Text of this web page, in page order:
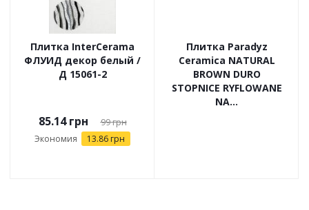
Плитка InterCerama
ФЛУИД декор белый /
Д 15061-2
85.14грн 99грн
Экономия 13.86 грн
Плитка Paradyz
Ceramica NATURAL
BROWN DURO
STOPNICE RYFLOWANE
NA...